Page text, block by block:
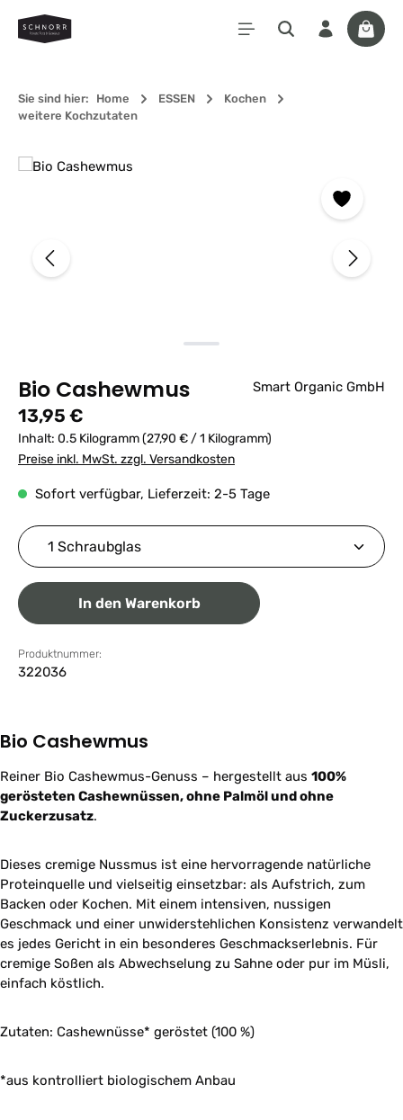
Zum Hauptinhalt springen
Sie sind hier: Home ESSEN
Kochen
weitere Kochzutaten
Bildergalerie überspringen
Bio Cashewmus
Smart Organic GmbH
Regulärer Preis:
13,95 €
Inhalt: 0.5 Kilogramm(27,90 € / 1 Kilogramm)
Preise inkl. MwSt. zzgl. Versandkosten
Sofort verfügbar, Lieferzeit: 2-5 Tage
Produkt Anzahl: Gib den gewünschten Wert ein
In den Warenkorb
Produktnummer:
322036
Bio Cashewmus
Reiner Bio Cashewmus-Genuss – hergestellt aus 100%
gerösteten Cashewnüssen, ohne Palmöl und ohne
Zuckerzusatz.
Dieses cremige Nussmus ist eine hervorragende natürliche
Proteinquelle und vielseitig einsetzbar: als Aufstrich, zum
Backen oder Kochen. Mit einem intensiven, nussigen
Geschmack und einer unwiderstehlichen Konsistenz verwandelt
es jedes Gericht in ein besonderes Geschmackserlebnis. Für
cremige Soßen als Abwechselung zu Sahne oder pur im Müsli,
einfach köstlich.
Zutaten: Cashewnüsse* geröstet (100 %)
*aus kontrolliert biologischem Anbau